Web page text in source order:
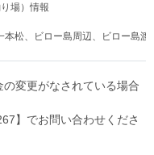
場）情報
本松、ビロー島周辺、ビロー島
変更がなされている場合
】でお問い合わせくださ